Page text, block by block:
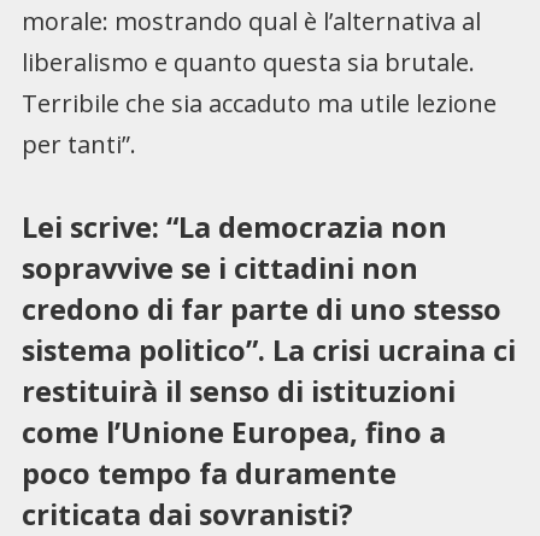
morale: mostrando qual è l’alternativa al
liberalismo e quanto questa sia brutale.
Terribile che sia accaduto ma utile lezione
per tanti”.
Lei scrive: “La democrazia non
sopravvive se i cittadini non
credono di far parte di uno stesso
sistema politico”. La crisi ucraina ci
restituirà il senso di istituzioni
come l’Unione Europea, fino a
poco tempo fa duramente
criticata dai sovranisti?